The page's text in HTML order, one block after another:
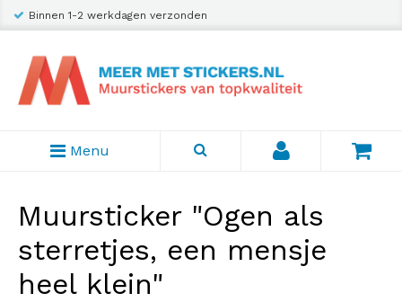
Binnen 1-2 werkdagen verzonden
Menu
Muursticker "Ogen als
sterretjes, een mensje
heel klein"